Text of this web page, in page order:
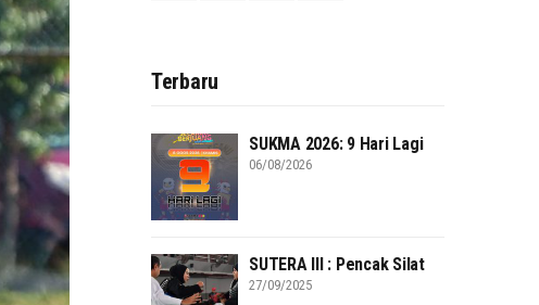
Terbaru
SUKMA 2026: 9 Hari Lagi
06/08/2026
SUTERA III : Pencak Silat
27/09/2025